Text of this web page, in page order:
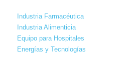
Industria Farmacéutica
Industria Alimenticia
Equipo para Hospitales
Energías y Tecnologías